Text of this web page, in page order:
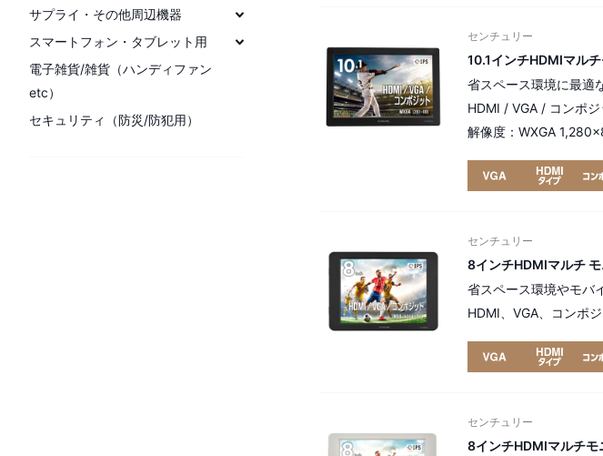
センチュリー
10.1インチHDMIマル
省スペース環境に最適
HDMI / VGA / コンポジ
解像度：WXGA
センチュリー
8インチHDMIマルチ
省スペース環境やモバ
HDMI、VGA、コンポ
センチュリー
8インチHDMIマルチ
サプライ・その他周辺機器
スマートフォン・タブレット用
電子雑貨/雑貨（ハンディファン
etc）
セキュリティ（防災/防犯用）